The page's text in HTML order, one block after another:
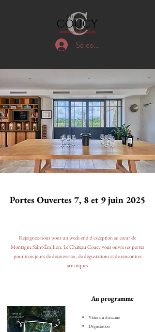
Se connecter
Portes Ouvertes 7, 8 et 9 juin 2025
Rejoignez-nous pour un week-end d'exception au cœur de
Montagne Saint-Émilion. Le Château Coucy vous ouvre ses portes
pour trois jours de découvertes, de dégustations et de rencontres
artistiques
Au programme
Visite du domaine
Dégustation